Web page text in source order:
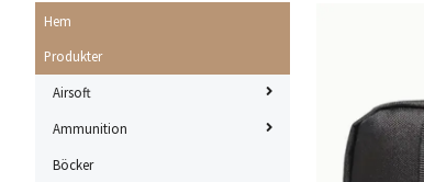
Hem
Produkter
Airsoft
Ammunition
Böcker